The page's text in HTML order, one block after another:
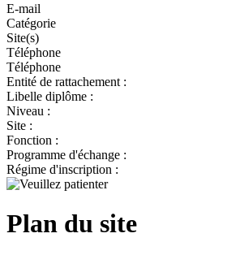
E-mail
Catégorie
Site(s)
Téléphone
Téléphone
Entité de rattachement :
Libelle diplôme :
Niveau :
Site :
Fonction :
Programme d'échange :
Régime d'inscription :
Plan du site